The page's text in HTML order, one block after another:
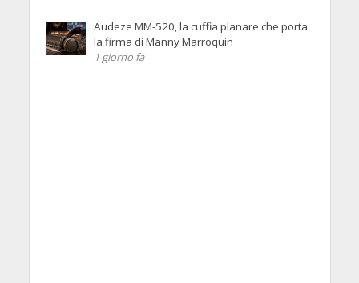
Audeze MM-520, la cuffia planare che porta
la firma di Manny Marroquin
1 giorno fa